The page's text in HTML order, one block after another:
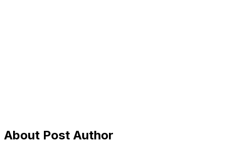
About Post Author